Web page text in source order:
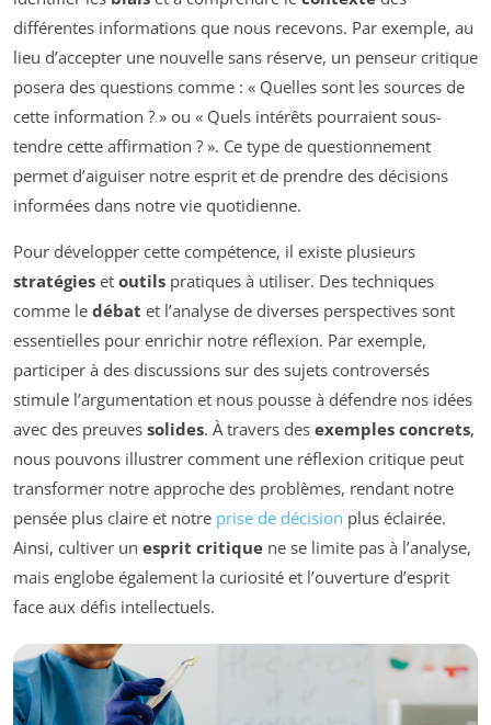
différentes informations que nous recevons. Par exemple, au
lieu d’accepter une nouvelle sans réserve, un penseur critique
posera des questions comme : « Quelles sont les sources de
cette information ? » ou « Quels intérêts pourraient sous-
tendre cette affirmation ? ». Ce type de questionnement
permet d’aiguiser notre esprit et de prendre des décisions
informées dans notre vie quotidienne.
Pour développer cette compétence, il existe plusieurs
stratégies et outils pratiques à utiliser. Des techniques
comme le débat et l’analyse de diverses perspectives sont
essentielles pour enrichir notre réflexion. Par exemple,
participer à des discussions sur des sujets controversés
stimule l’argumentation et nous pousse à défendre nos idées
avec des preuves solides. À travers des exemples concrets,
nous pouvons illustrer comment une réflexion critique peut
transformer notre approche des problèmes, rendant notre
pensée plus claire et notre prise de décision plus éclairée.
Ainsi, cultiver un esprit critique ne se limite pas à l’analyse,
mais englobe également la curiosité et l’ouverture d’esprit
face aux défis intellectuels.